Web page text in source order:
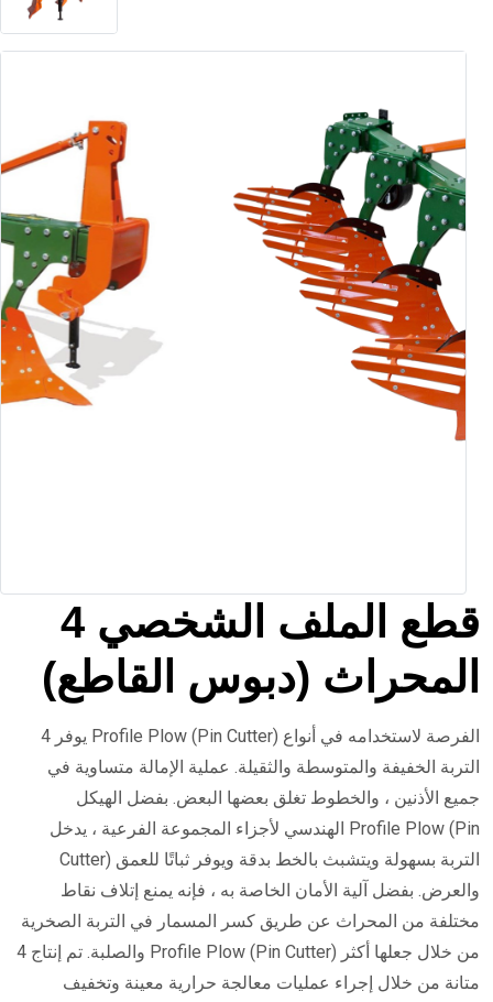
4 قطع الملف الشخصي
المحراث (دبوس القاطع)
يوفر 4 Profile Plow (Pin Cutter) الفرصة لاستخدامه في أنواع
التربة الخفيفة والمتوسطة والثقيلة. عملية الإمالة متساوية في
جميع الأذنين ، والخطوط تغلق بعضها البعض. بفضل الهيكل
الهندسي لأجزاء المجموعة الفرعية ، يدخل Profile Plow (Pin
Cutter) التربة بسهولة ويتشبث بالخط بدقة ويوفر ثباتًا للعمق
والعرض. بفضل آلية الأمان الخاصة به ، فإنه يمنع إتلاف نقاط
مختلفة من المحراث عن طريق كسر المسمار في التربة الصخرية
والصلبة. تم إنتاج 4 Profile Plow (Pin Cutter) من خلال جعلها أكثر
متانة من خلال إجراء عمليات معالجة حرارية معينة وتخفيف